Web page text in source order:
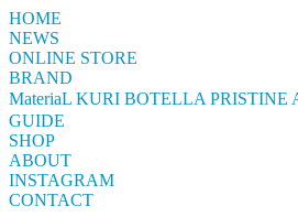
HOME
NEWS
ONLINE STORE
BRAND
MateriaL KURI BOTELLA PRISTINE
GUIDE
SHOP
ABOUT
INSTAGRAM
CONTACT